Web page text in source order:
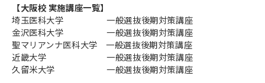
【大阪校 実施講座一覧】
埼玉医科大学 一般選抜後期対策講座
金沢医科大学 一般選抜後期対策講座
聖マリアンナ医科大学 一般選抜後期対策講座
近畿大学 一般選抜後期対策講座
久留米大学 一般選抜後期対策講座